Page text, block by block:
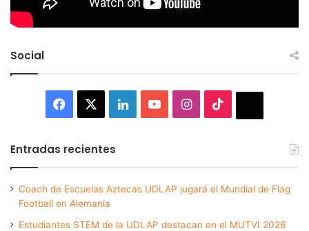
Social
Facebook LinkedInYouTubeInstagram
Entradas recientes
Coach de Escuelas Aztecas UDLAP jugará el Mundial de Flag
Football en Alemania
Estudiantes STEM de la UDLAP destacan en el MUTVI 2026